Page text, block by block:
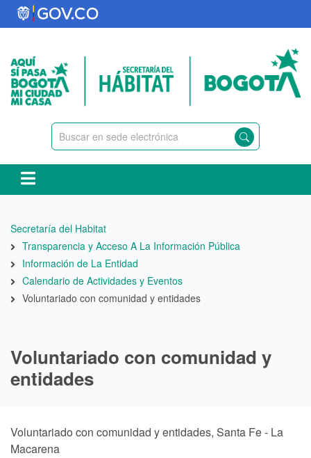
Pasar
al
principal
Ruta
de
navegación
Secretaría del Habitat
Transparencia y Acceso A La Información Pública
Información de La Entidad
Calendario de Actividades y Eventos
Voluntariado con comunidad y entidades
Voluntariado con comunidad y
entidades
Voluntariado con comunidad y entidades, Santa Fe - La
Macarena